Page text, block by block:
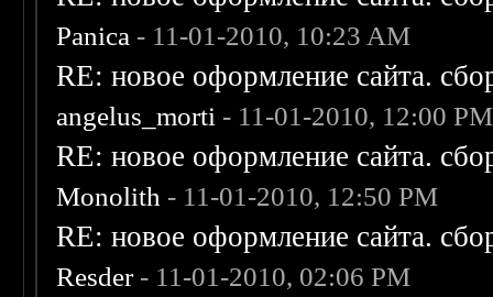
Panica - 11-01-2010, 10:23 AM
RE: новое оформление сайта.
angelus_morti - 11-01-2010, 12:00 PM
RE: новое оформление сайта.
Monolith - 11-01-2010, 12:50 PM
RE: новое оформление сайта.
Resder- 11-01-2010, 02:06 PM